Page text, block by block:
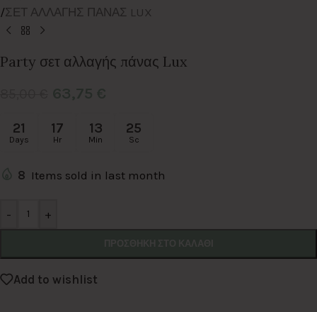
/ΣΕΤ ΑΛΛΑΓΗΣ ΠΑΝΑΣ LUX
Party σετ αλλαγής πάνας Lux
21
Days
17
Hr
13
Min
25
Sc
8 Items sold in last month
- +
Alternative:
Add to wishlist